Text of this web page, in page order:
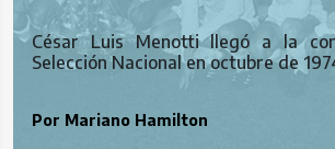
César Luis Menotti llegó a la
Selección Nacional en octubre de
Por Mariano Hamilton